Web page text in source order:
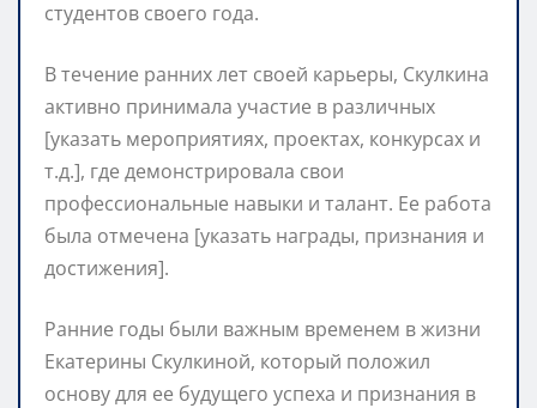
студентов своего года.
В течение ранних лет своей карьеры, Скулкина
активно принимала участие в различных
[указать мероприятиях, проектах, конкурсах и
т.д.], где демонстрировала свои
профессиональные навыки и талант. Ее работа
была отмечена [указать награды, признания и
достижения].
Ранние годы были важным временем в жизни
Екатерины Скулкиной, который положил
основу для ее будущего успеха и признания в